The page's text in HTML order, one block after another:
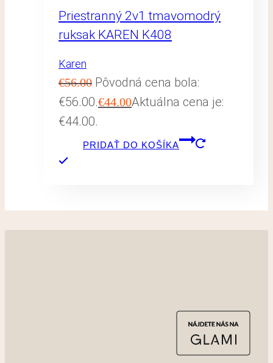
Priestranný 2v1 tmavomodrý
ruksak KAREN K408
Karen
€56.00 Pôvodná cena bola:
€56.00.€44.00Aktuálna cena je:
€44.00.
PRIDAŤ DO KOŠÍKA